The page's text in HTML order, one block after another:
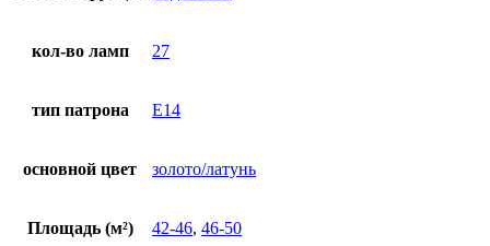
кол-во ламп 27
тип патрона E14
основной цвет золото/латунь
Площадь (м²) 42-46, 46-50